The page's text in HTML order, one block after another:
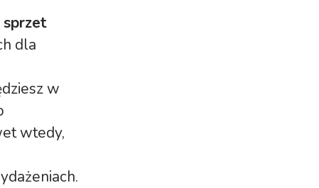
dla
w
wtedy,